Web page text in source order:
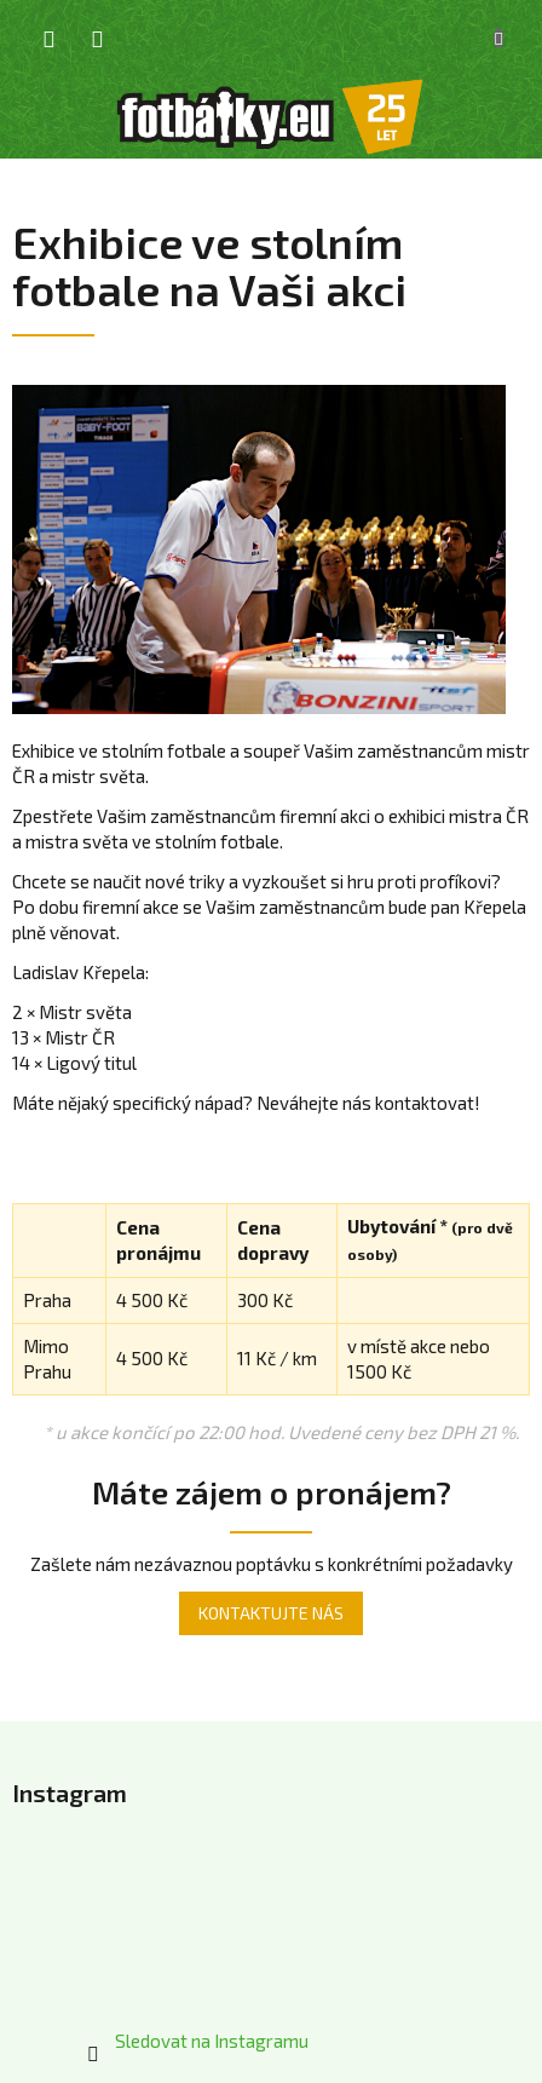
Přejít
obsah
KOŠÍK
Exhibice ve stolním
fotbale na Vaši akci
Exhibice ve stolním fotbale a soupeř Vašim zaměstnancům mistr
ČR a mistr světa.
Zpestřete Vašim zaměstnancům firemní akci o exhibici mistra ČR
a mistra světa ve stolním fotbale.
Chcete se naučit nové triky a vyzkoušet si hru proti profíkovi?
Po dobu firemní akce se Vašim zaměstnancům bude pan Křepela
plně věnovat.
Ladislav Křepela:
2 × Mistr světa
13 × Mistr ČR
14 × Ligový titul
Máte nějaký specifický nápad? Neváhejte nás kontaktovat!
Cena
pronájmu
Cena
dopravy
Ubytování * (pro dvě
osoby)
Praha 4 500 Kč 300 Kč
Mimo
Prahu
4 500 Kč 11 Kč / km
v místě akce nebo
1500 Kč
* u akce končící po 22:00 hod. Uvedené ceny bez DPH 21 %.
Máte zájem o pronájem?
Zašlete nám nezávaznou poptávku s konkrétními požadavky
KONTAKTUJTE NÁS
pInstagram
Sledovat na Instagramu